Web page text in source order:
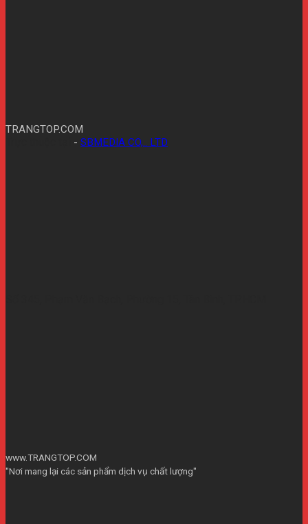
TRANGTOP.COM
- SBMEDIA CO,.. LTD
www.TRANGTOP.COM
"Nơi mang lại các sản phẩm dịch vụ chất lượng"